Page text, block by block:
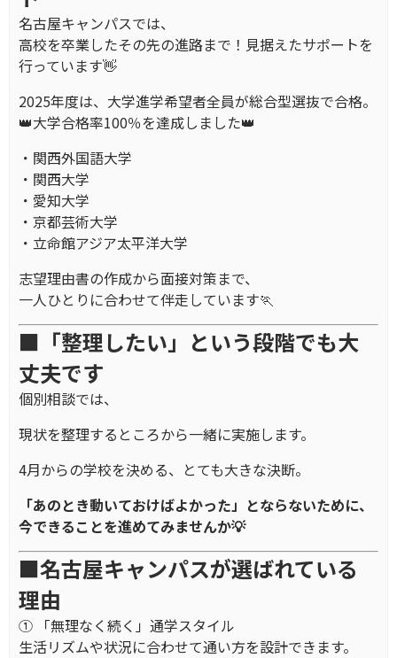
名古屋キャンパスでは、
高校を卒業したその先の進路まで！見据えたサポートを
行っています👋
2025年度は、大学進学希望者全員が総合型選抜で合格。
👑大学合格率100％を達成しました👑
・関西外国語大学
・関西大学
・愛知大学
・京都芸術大学
・立命館アジア太平洋大学
志望理由書の作成から面接対策まで、
一人ひとりに合わせて伴走しています🏃
■「整理したい」という段階でも大
丈夫です
個別相談では、
現状を整理するところから一緒に実施します。
4月からの学校を決める、とても大きな決断。
「あのとき動いておけばよかった」とならないために、
今できることを進めてみませんか💡
■名古屋キャンパスが選ばれている
理由
① 「無理なく続く」通学スタイル
生活リズムや状況に合わせて通い方を設計できます。